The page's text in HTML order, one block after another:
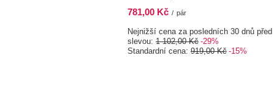
781,00 Kč / pár
Nejnižší cena za posledních 30 dnů před
slevou: 1 102,00 Kč -29%
Standardní cena: 919,00 Kč -15%